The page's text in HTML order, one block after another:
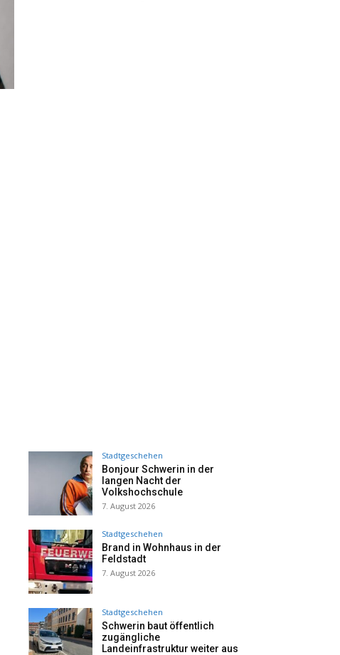
Stadtgeschehen
Bonjour Schwerin in der
langen Nacht der
Volkshochschule
7. August 2026
Stadtgeschehen
Brand in Wohnhaus in der
Feldstadt
7. August 2026
Stadtgeschehen
Schwerin baut öffentlich
zugängliche
Landeinfrastruktur weiter aus